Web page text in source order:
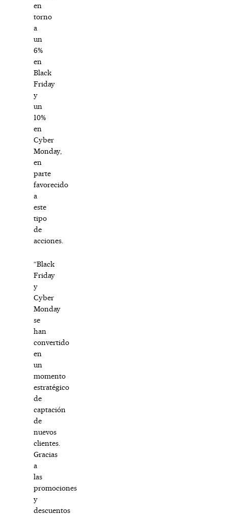
en
torno
a
un
6%
en
Black
Friday
y
un
10%
en
Cyber
Monday,
en
parte
favorecido
a
este
tipo
de
acciones.
“Black
Friday
y
Cyber
Monday
se
han
convertido
en
un
momento
estratégico
de
captación
de
nuevos
clientes.
Gracias
a
las
promociones
y
descuentos